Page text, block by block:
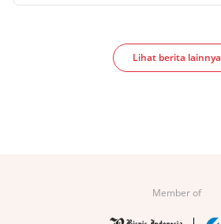
Lihat berita lainnya
Member of